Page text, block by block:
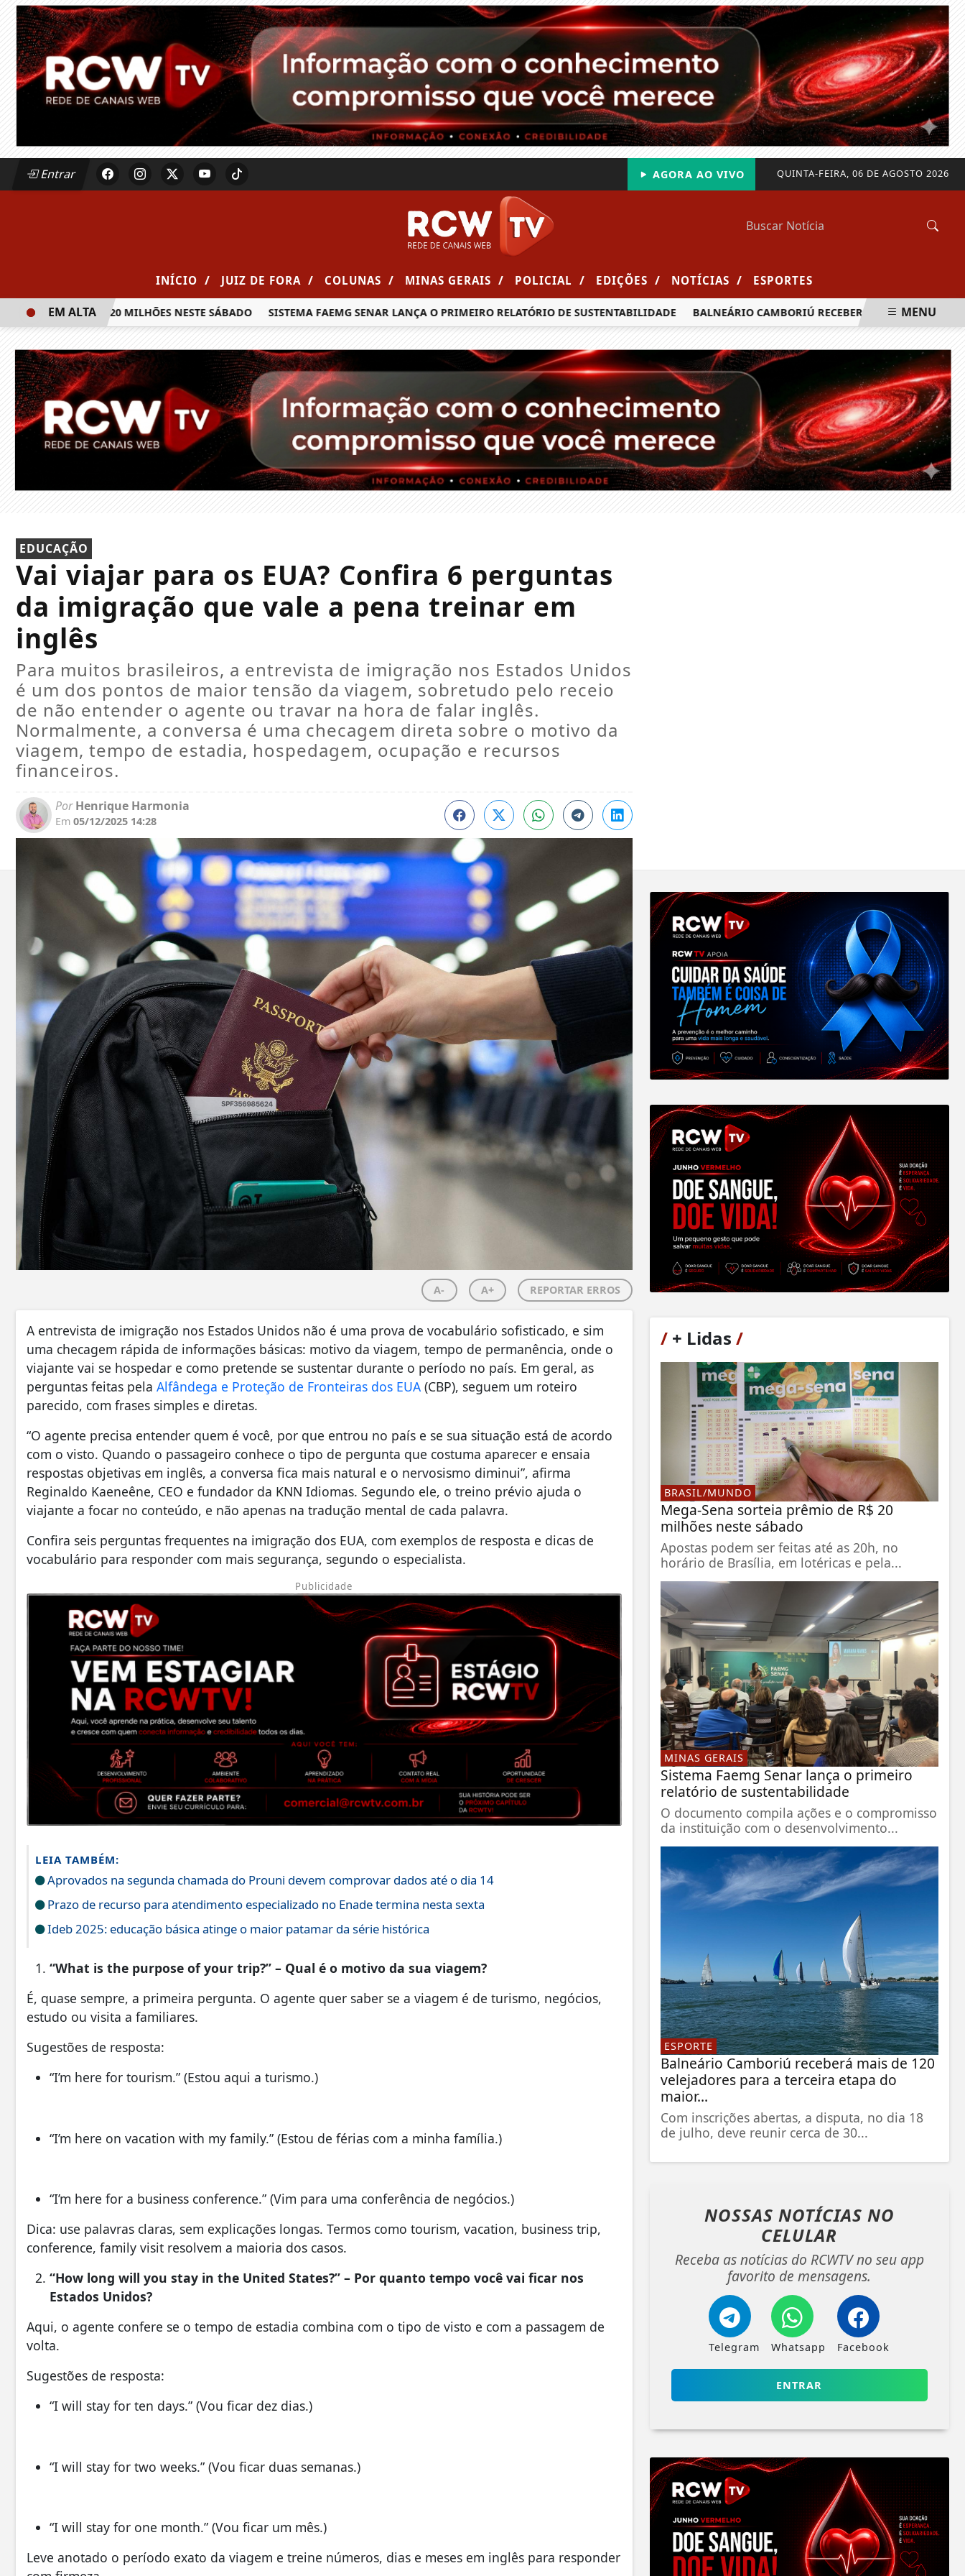
Entrar QUINTA-FEIRA, 06 DE AGOSTO 2026
AGORA AO VIVO
INÍCIO / JUIZ DE FORA / COLUNAS / MINAS GERAIS / POLICIAL / EDIÇÕES / NOTÍCIAS / ESPORTES
DE R$ 20 MILHÕES NESTE SÁBADO SISTEMA FAEMG SENAR LANÇA O PRIMEIRO RELATÓRIO DE SUSTENTABILIDADE BALNEÁRIO CAMBORIÚ RECEBERÁ MAIS DE 120
EM ALTA MENU
EDUCAÇÃO
Vai viajar para os EUA? Confira 6 perguntas
da imigração que vale a pena treinar em
inglês
Para muitos brasileiros, a entrevista de imigração nos Estados Unidos
é um dos pontos de maior tensão da viagem, sobretudo pelo receio
de não entender o agente ou travar na hora de falar inglês.
Normalmente, a conversa é uma checagem direta sobre o motivo da
viagem, tempo de estadia, hospedagem, ocupação e recursos
financeiros.
PorHenrique Harmonia
Em 05/12/2025 14:28
A- A+ REPORTAR ERROS
A entrevista de imigração nos Estados Unidos não é uma prova de vocabulário sofisticado, e sim
uma checagem rápida de informações básicas: motivo da viagem, tempo de permanência, onde o
viajante vai se hospedar e como pretende se sustentar durante o período no país. Em geral, as
perguntas feitas pela Alfândega e Proteção de Fronteiras dos EUA (CBP), seguem um roteiro
parecido, com frases simples e diretas.
“O agente precisa entender quem é você, por que entrou no país e se sua situação está de acordo
com o visto. Quando o passageiro conhece o tipo de pergunta que costuma aparecer e ensaia
respostas objetivas em inglês, a conversa fica mais natural e o nervosismo diminui”, afirma
Reginaldo Kaeneêne, CEO e fundador da KNN Idiomas. Segundo ele, o treino prévio ajuda o
viajante a focar no conteúdo, e não apenas na tradução mental de cada palavra.
Confira seis perguntas frequentes na imigração dos EUA, com exemplos de resposta e dicas de
vocabulário para responder com mais segurança, segundo o especialista.
Publicidade
LEIA TAMBÉM:
Aprovados na segunda chamada do Prouni devem comprovar dados até o dia 14
Prazo de recurso para atendimento especializado no Enade termina nesta sexta
Ideb 2025: educação básica atinge o maior patamar da série histórica
“What is the purpose of your trip?” – Qual é o motivo da sua viagem?
É, quase sempre, a primeira pergunta. O agente quer saber se a viagem é de turismo, negócios,
estudo ou visita a familiares.
Sugestões de resposta:
“I’m here for tourism.” (Estou aqui a turismo.)
“I’m here on vacation with my family.” (Estou de férias com a minha família.)
“I’m here for a business conference.” (Vim para uma conferência de negócios.)
Dica: use palavras claras, sem explicações longas. Termos como tourism, vacation, business trip,
conference, family visit resolvem a maioria dos casos.
“How long will you stay in the United States?” – Por quanto tempo você vai ficar nos
Estados Unidos?
Aqui, o agente confere se o tempo de estadia combina com o tipo de visto e com a passagem de
volta.
Sugestões de resposta:
“I will stay for ten days.” (Vou ficar dez dias.)
“I will stay for two weeks.” (Vou ficar duas semanas.)
“I will stay for one month.” (Vou ficar um mês.)
Leve anotado o período exato da viagem e treine números, dias e meses em inglês para responder
/+ Lidas /
BRASIL/MUNDO
Mega-Sena sorteia prêmio de R$ 20
milhões neste sábado
Apostas podem ser feitas até as 20h, no
horário de Brasília, em lotéricas e pela...
MINAS GERAIS
Sistema Faemg Senar lança o primeiro
relatório de sustentabilidade
O documento compila ações e o compromisso
da instituição com o desenvolvimento...
ESPORTE
Balneário Camboriú receberá mais de 120
velejadores para a terceira etapa do
maior...
Com inscrições abertas, a disputa, no dia 18
de julho, deve reunir cerca de 30...
NOSSAS NOTÍCIAS NO
CELULAR
Receba as notícias do RCWTV no seu app
favorito de mensagens.
Telegram Whatsapp Facebook
ENTRAR